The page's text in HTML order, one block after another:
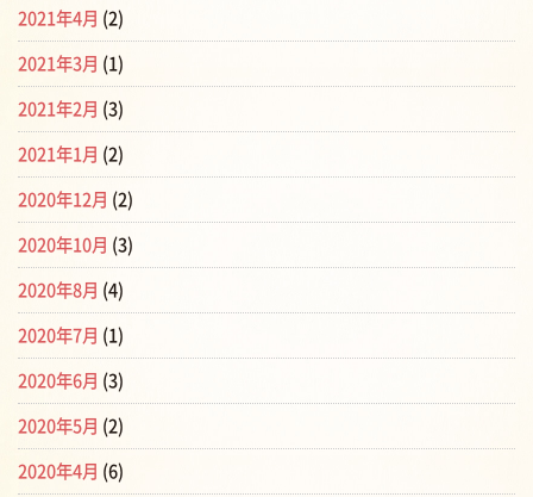
2021年4月 (2)
2021年3月 (1)
2021年2月 (3)
2021年1月 (2)
2020年12月 (2)
2020年10月 (3)
2020年8月 (4)
2020年7月 (1)
2020年6月 (3)
2020年5月 (2)
2020年4月 (6)